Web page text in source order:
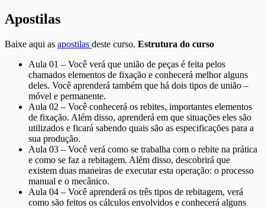
Apostilas
Baixe aqui as apostilas deste curso. Estrutura do curso
Aula 01 – Você verá que união de peças é feita pelos
chamados elementos de fixação e conhecerá melhor alguns
deles. Você aprenderá também que há dois tipos de união –
móvel e permanente.
Aula 02 – Você conhecerá os rebites, importantes elementos
de fixação. Além disso, aprenderá em que situações eles são
utilizados e ficará sabendo quais são as especificações para a
sua produção.
Aula 03 – Você verá como se trabalha com o rebite na prática
e como se faz a rebitagem. Além disso, descobrirá que
existem duas maneiras de executar esta operação: o processo
manual e o mecânico.
Aula 04 – Você aprenderá os três tipos de rebitagem, verá
como são feitos os cálculos envolvidos e conhecerá alguns